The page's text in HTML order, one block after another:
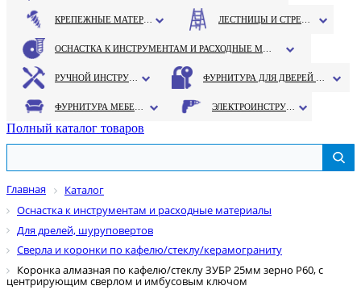
Полный каталог товаров
Главная
Каталог
Оснастка к инструментам и расходные материалы
Для дрелей, шуруповертов
Сверла и коронки по кафелю/стеклу/керамограниту
Коронка алмазная по кафелю/стеклу ЗУБР 25мм зерно Р60, с
центрирующим сверлом и имбусовым ключом